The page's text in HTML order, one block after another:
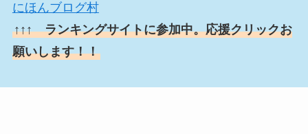
にほんブログ村
↑↑↑ ランキングサイトに参加中。応援クリックお
願いします！！